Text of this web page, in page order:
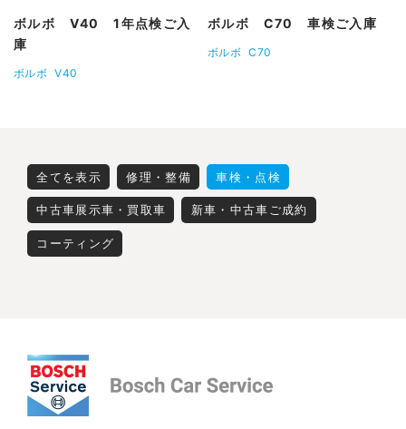
ボルボ V40 1年点検ご入
庫
ボルボ V40
ボルボ C70 車検ご入庫
ボルボ C70
全てを表示 修理・整備 車検・点検
中古車展示車・買取車 新車・中古車ご成約
コーティング